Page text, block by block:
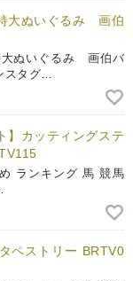
大ぬいぐるみ 画伯
大ぬいぐるみ 画伯バ
スタグ…
】カッティングステ
ランキング 馬 競馬
ペストリー BRTV0